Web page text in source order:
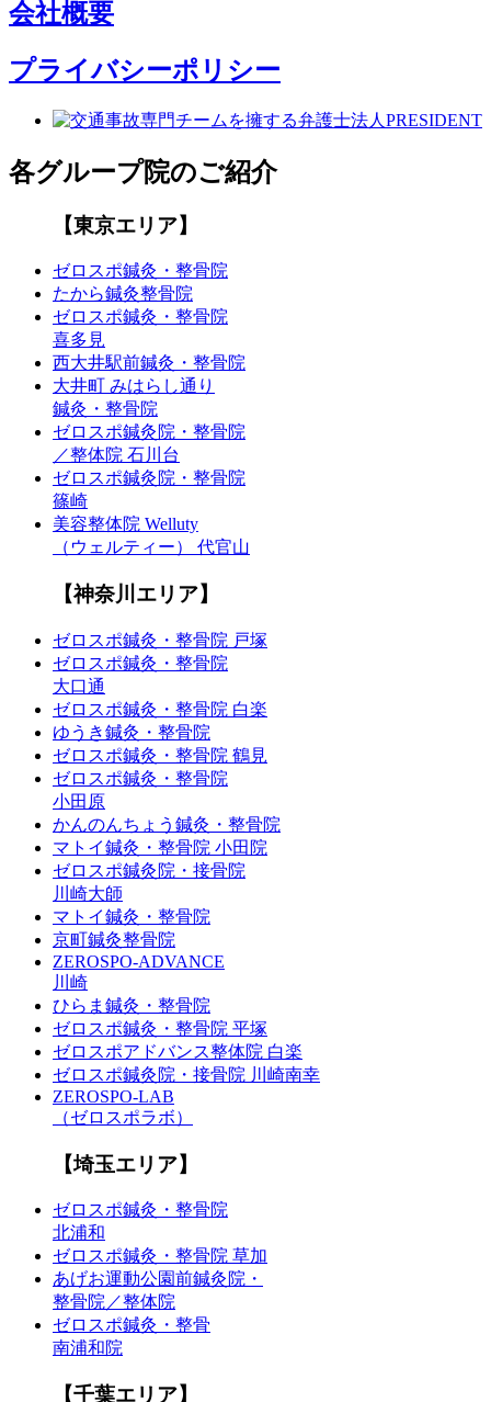
会社概要
プライバシーポリシー
各グループ院のご紹介
【東京エリア】
ゼロスポ鍼灸・整骨院
たから鍼灸整骨院
ゼロスポ鍼灸・整骨院
喜多見
西大井駅前鍼灸・整骨院
大井町 みはらし通り
鍼灸・整骨院
ゼロスポ鍼灸院・整骨院
／整体院 石川台
ゼロスポ鍼灸院・整骨院
篠崎
美容整体院 Welluty
（ウェルティー） 代官山
【神奈川エリア】
ゼロスポ鍼灸・整骨院 戸塚
ゼロスポ鍼灸・整骨院
大口通
ゼロスポ鍼灸・整骨院 白楽
ゆうき鍼灸・整骨院
ゼロスポ鍼灸・整骨院 鶴見
ゼロスポ鍼灸・整骨院
小田原
かんのんちょう鍼灸・整骨院
マトイ鍼灸・整骨院 小田院
ゼロスポ鍼灸院・接骨院
川崎大師
マトイ鍼灸・整骨院
京町鍼灸整骨院
ZEROSPO-ADVANCE
川崎
ひらま鍼灸・整骨院
ゼロスポ鍼灸・整骨院 平塚
ゼロスポアドバンス整体院 白楽
ゼロスポ鍼灸院・接骨院 川崎南幸
ZEROSPO-LAB
（ゼロスポラボ）
【埼玉エリア】
ゼロスポ鍼灸・整骨院
北浦和
ゼロスポ鍼灸・整骨院 草加
あげお運動公園前鍼灸院・
整骨院／整体院
ゼロスポ鍼灸・整骨
南浦和院
【千葉エリア】